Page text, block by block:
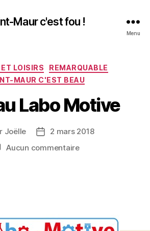
Maur c'est fou !
Menu
Catégories
LOISIRS
REMARQUABLE
MAUR C'EST BEAU
Labo Motive
Joëlle
Date2 mars 2018
Aucun commentairesur